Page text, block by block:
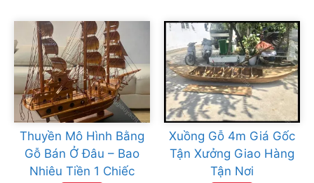
Thuyền Mô Hình Bằng
Gỗ Bán Ở Đâu – Bao
Nhiêu Tiền 1 Chiếc
Xuồng Gỗ 4m Giá Gốc
Tận Xưởng Giao Hàng
Tận Nơi